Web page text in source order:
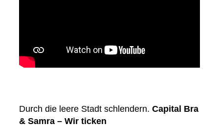
Durch die leere Stadt schlendern. Capital Bra
& Samra – Wir ticken